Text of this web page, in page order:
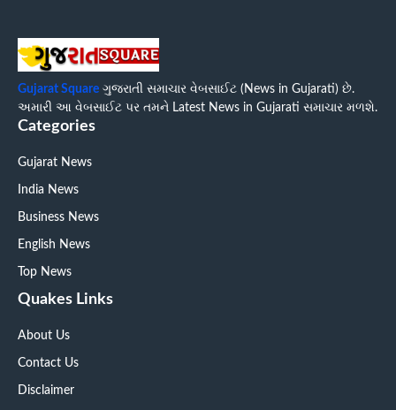
Gujarat Square ગુજરાતી સમાચાર વેબસાઈટ (News in Gujarati) છે.
અમારી આ વેબસાઈટ પર તમને Latest News in Gujarati સમાચાર મળશે.
Categories
Gujarat News
India News
Business News
English News
Top News
Quakes Links
About Us
Contact Us
Disclaimer